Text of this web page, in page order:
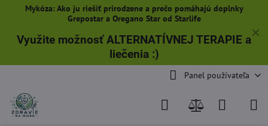
✕
Mykóza: Ako ju riešiť prirodzene a prečo pomáhajú doplnky
Grepostar a Oregano Star od Starlife
Využite možnosť ALTERNATÍVNEJ TERAPIE a
liečenia:)
Panel používateľa